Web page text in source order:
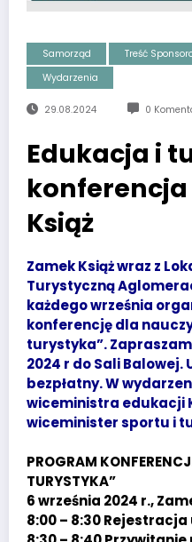
Samorząd Treść
Wydarzenia
29.08.2024 0
Edukacja i
konferencja
Książ
Zamek Książ wraz z
Turystyczną
każdego września
konferencję dla
turystyka”.
2024 r do Sali Balowej.
bezpłatny. W
wiceministra edukacji
wiceminister sportu i
PROGRAM
TURYSTYKA”
6 września 2024 r.,
8:00 – 8:30